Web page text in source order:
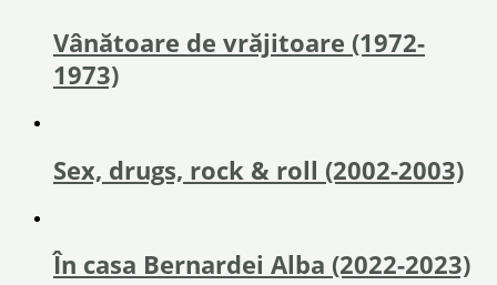
Vânătoare de vrăjitoare (1972-
1973)
Sex, drugs, rock & roll (2002-2003)
În casa Bernardei Alba (2022-2023)